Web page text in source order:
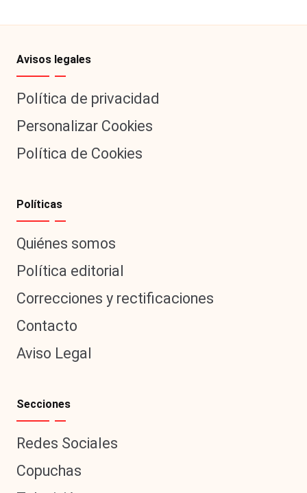
Avisos legales
Política de privacidad
Personalizar Cookies
Política de Cookies
Políticas
Quiénes somos
Política editorial
Correcciones y rectificaciones
Contacto
Aviso Legal
Secciones
Redes Sociales
Copuchas